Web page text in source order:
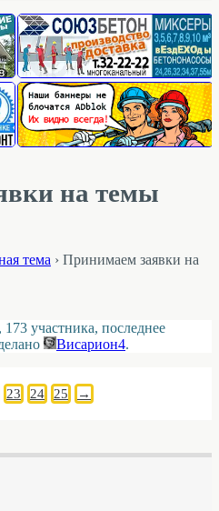
на темы
тема › Принимаем заявки на
участника, последнее
Висариoн4.
23 24 25 →